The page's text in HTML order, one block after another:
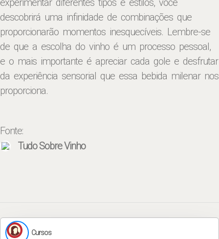
experimentar diferentes tipos e estilos, você
descobrirá uma infinidade de combinações que
proporcionarão momentos inesquecíveis. Lembre-se
de que a escolha do vinho é um processo pessoal,
e o mais importante é apreciar cada gole e desfrutar
da experiência sensorial que essa bebida milenar nos
proporciona.
Fonte:
Tudo Sobre Vinho
Cursos